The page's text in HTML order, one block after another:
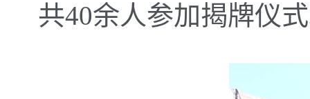
共40余人参加揭牌仪